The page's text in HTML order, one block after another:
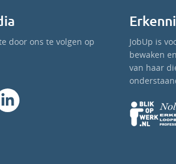
door ons te volgen op
JobUp is
bewaken
van haar